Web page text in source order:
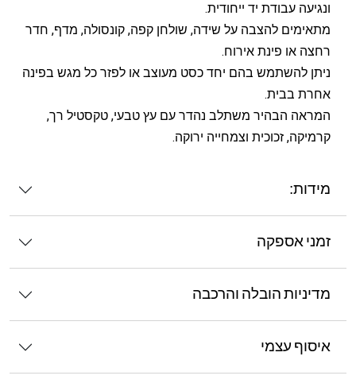
ונגיעה עבודת יד ייחודית.
מתאימים להצבה על שידה, שולחן קפה, קונסולה, מדף, חדר
רחצה או פינת אירוח.
ניתן להשתמש בהם יחד כסט מעוצב או לפזר כל מגש בפינה
אחרת בבית.
המראה הבהיר משתלב נהדר עם עץ טבעי, טקסטיל רך,
קרמיקה, זכוכית וצמחייה ירוקה.
מידות:
זמני אספקה
מדיניות הובלה והרכבה
איסוף עצמי